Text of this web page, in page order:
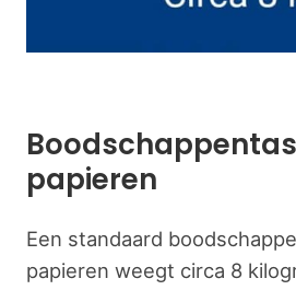
papieren
Een standaard
papieren weegt circa 8